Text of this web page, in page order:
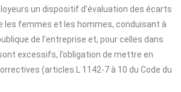
un dispositif d’évaluation des écarts
les femmes et les hommes, conduisant à
de l’entreprise et, pour celles dans
excessifs, l’obligation de mettre en
(articles L 1142-7 à 10 du Code du